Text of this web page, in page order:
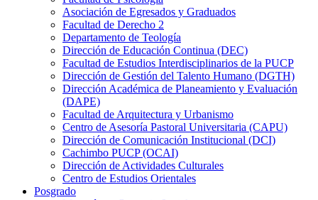
Asociación de Egresados y Graduados
Facultad de Derecho 2
Departamento de Teología
Dirección de Educación Continua (DEC)
Facultad de Estudios Interdisciplinarios de la PUCP
Dirección de Gestión del Talento Humano (DGTH)
Dirección Académica de Planeamiento y Evaluación
(DAPE)
Facultad de Arquitectura y Urbanismo
Centro de Asesoría Pastoral Universitaria (CAPU)
Dirección de Comunicación Institucional (DCI)
Cachimbo PUCP (OCAI)
Dirección de Actividades Culturales
Centro de Estudios Orientales
Posgrado